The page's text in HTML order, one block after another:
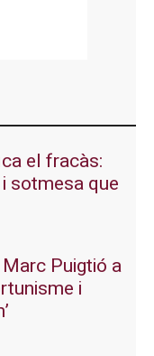
el fracàs:
sotmesa que
Marc Puigtió a
i